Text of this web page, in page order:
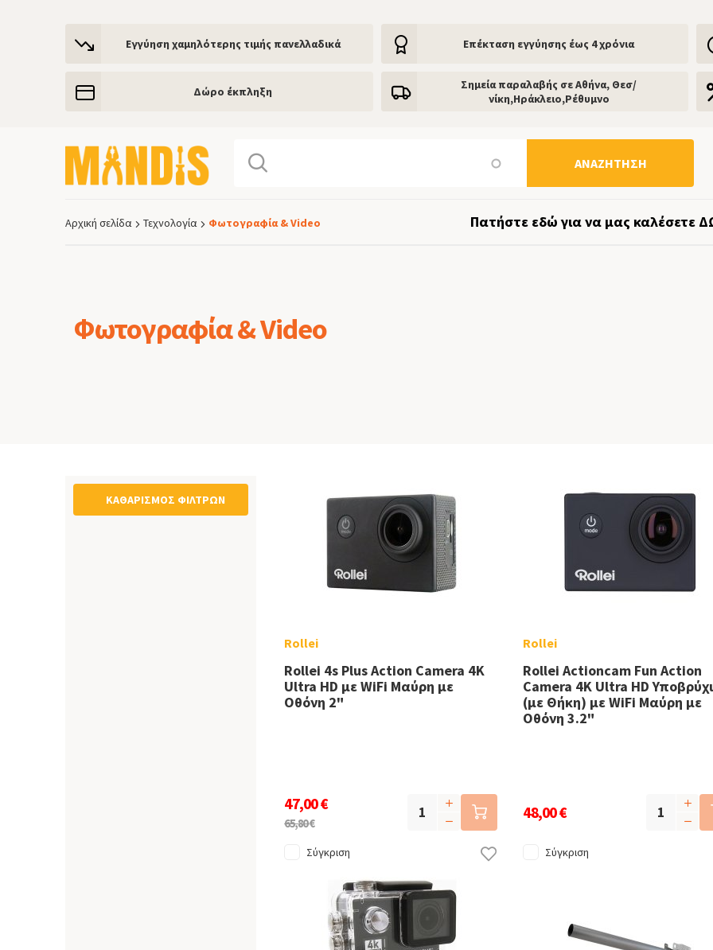
Εγγύηση χαμηλότερης τιμής πανελλαδικά Eπέκταση εγγύησης έως 4 χρόνια
Δώρο έκπληξη
Σημεία παραλαβής σε Αθήνα, Θεσ/
νίκη,Ηράκλειο,Ρέθυμνο
ΑΝΑΖΉΤΗΣΗ
Αρχική σελίδα Τεχνολογία Φωτογραφία & Video Πατήστε εδώ για να μας καλέσετε
Φωτογραφία & Video
ΚΑΘΑΡΙΣΜΌΣ ΦΊΛΤΡΩΝ
Rollei
Rollei 4s Plus Action Camera 4K
Ultra HD με WiFi Μαύρη με
Οθόνη 2"
47,00 €
65,80 €
Σύγκριση
Rollei
Rollei Actioncam Fun Action
Camera 4K Ultra HD
(με Θήκη) με WiFi Μαύρη με
Οθόνη 3.2"
48,00 €
Σύγκριση